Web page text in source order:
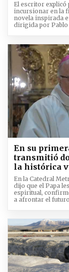
El escritor explicó
incursionar en la
novela inspirada
dirigida por
En su
transmitió
la histórica
En la Catedral
dijo que el Papa
espiritual,
a afrontar el